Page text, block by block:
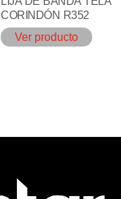
CORINDÓN R352
Ver producto